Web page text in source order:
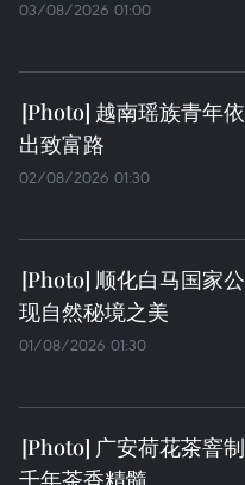
03/08/2026 01:00
越南瑶族青年
出致富路
02/08/2026 01:30
顺化白马国家
现自然秘境之美
01/08/2026 01:30
广安荷花茶窨
千年茶香精髓